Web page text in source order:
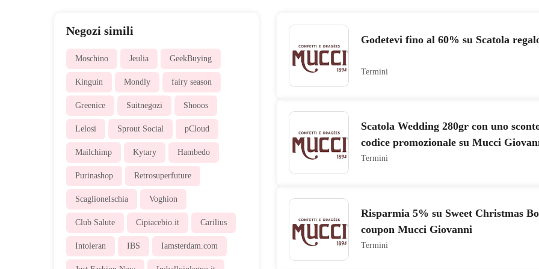
Negozi simili
Moschino Jeulia GeekBuying
Kinguin Mondly fairy season
Greenice Suitnegozi Shooos
Lelosi Sprout Social pCloud
Mailchimp Kytary Hambedo
Purinashop Retrosuperfuture
ScaglioneIschia Voghion
Club Salute Cipiacebio.it Carilius
Intoleran IBS Iamsterdam.com
Godetevi fino al 60% su Scatola
Termini
Scatola Wedding 280gr con uno
codice promozionale su Mucci
Termini
Risparmia 5% su Sweet Christmas
coupon Mucci Giovanni
Termini